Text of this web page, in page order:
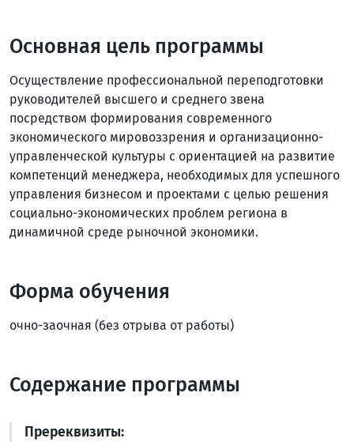
Основная цель программы
Осуществление профессиональной переподготовки
руководителей высшего и среднего звена
посредством формирования современного
экономического мировоззрения и организационно-
управленческой культуры с ориентацией на развитие
компетенций менеджера, необходимых для успешного
управления бизнесом и проектами с целью решения
социально-экономических проблем региона в
динамичной среде рыночной экономики.
Форма обучения
очно-заочная (без отрыва от работы)
Содержание программы
Пререквизиты: